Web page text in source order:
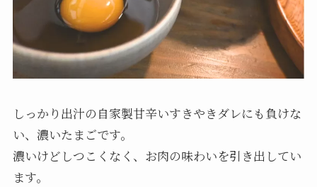
しっかり出汁の自家製甘辛いすきやきダレにも負けな
い、濃いたまごです。
濃いけどしつこくなく、お肉の味わいを引き出してい
ます。